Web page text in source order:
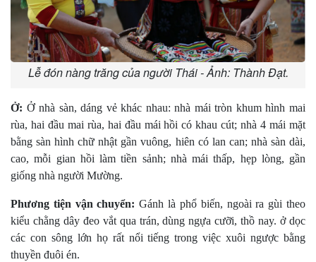
Lễ đón nàng trăng của người Thái - Ảnh: Thành Đạt.
Ở: Ở nhà sàn, dáng vẻ khác nhau: nhà mái tròn khum hình mai
rùa, hai đầu mai rùa, hai đầu mái hồi có khau cút; nhà 4 mái mặt
bằng sàn hình chữ nhật gần vuông, hiên có lan can; nhà sàn dài,
cao, mỗi gian hồi làm tiền sảnh; nhà mái thấp, hẹp lòng, gần
giống nhà người Mường.
Phương tiện vận chuyển: Gánh là phổ biến, ngoài ra gùi theo
kiểu chằng dây đeo vắt qua trán, dùng ngựa cưỡi, thồ nay. ở dọc
các con sông lớn họ rất nổi tiếng trong việc xuôi ngược bằng
thuyền đuôi én.